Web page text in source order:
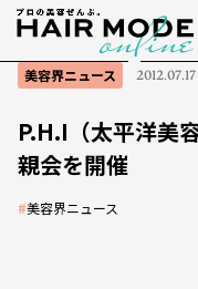
美容界ニュース 2012.07.17
P.H.I（太平洋美
親会を開催
#美容界ニュース